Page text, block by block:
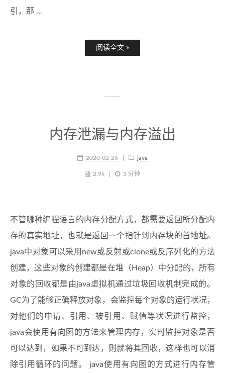
引，那 ...
阅读全文 »
内存泄漏与内存溢出
2020-02-26 java
2.9k 3 分钟
不管哪种编程语言的内存分配方式，都需要返回所分配内
存的真实地址，也就是返回一个指针到内存块的首地址。
java中对象可以采用new或反射或clone或反序列化的方法
创建，这些对象的创建都是在堆（Heap）中分配的，所有
对象的回收都是由java虚拟机通过垃圾回收机制完成的。
GC为了能够正确释放对象，会监控每个对象的运行状况，
对他们的申请、引用、被引用、赋值等状况进行监控，
java会使用有向图的方法来管理内存，实时监控对象是否
可以达到，如果不可到达，则就将其回收，这样也可以消
除引用循环的问题。 java使用有向图的方式进行内存管